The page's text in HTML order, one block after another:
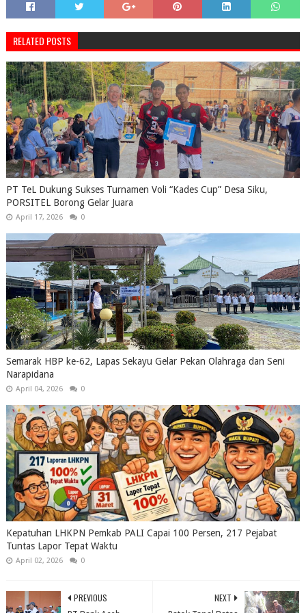
RELATED POSTS
PT TeL Dukung Sukses Turnamen Voli “Kades Cup” Desa Siku,
PORSITEL Borong Gelar Juara
April 17, 2026 0
Semarak HBP ke-62, Lapas Sekayu Gelar Pekan Olahraga dan Seni
Narapidana
April 04, 2026 0
Kepatuhan LHKPN Pemkab PALI Capai 100 Persen, 217 Pejabat
Tuntas Lapor Tepat Waktu
April 02, 2026 0
NEXT
PREVIOUS